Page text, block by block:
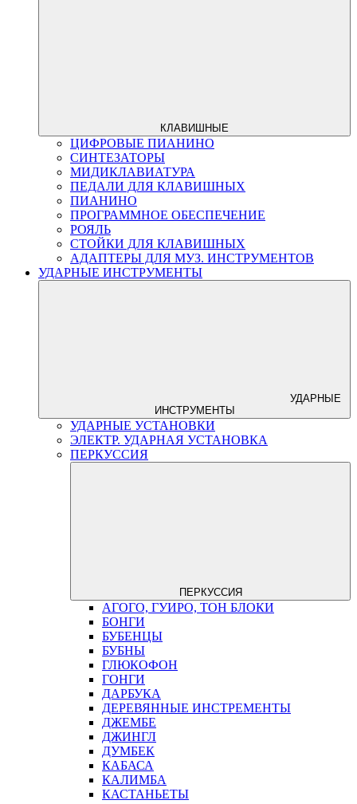
КЛАВИШНЫЕ
ЦИФРОВЫЕ ПИАНИНО
СИНТЕЗАТОРЫ
МИДИКЛАВИАТУРА
ПЕДАЛИ ДЛЯ КЛАВИШНЫХ
ПИАНИНО
ПРОГРАММНОЕ ОБЕСПЕЧЕНИЕ
РОЯЛЬ
СТОЙКИ ДЛЯ КЛАВИШНЫХ
АДАПТЕРЫ ДЛЯ МУЗ. ИНСТРУМЕНТОВ
УДАРНЫЕ ИНСТРУМЕНТЫ
УДАРНЫЕ
ИНСТРУМЕНТЫ
УДАРНЫЕ УСТАНОВКИ
ЭЛЕКТР. УДАРНАЯ УСТАНОВКА
ПЕРКУССИЯ
ПЕРКУССИЯ
АГОГО, ГУИРО, ТОН БЛОКИ
БОНГИ
БУБЕНЦЫ
БУБНЫ
ГЛЮКОФОН
ГОНГИ
ДАРБУКА
ДЕРЕВЯННЫЕ ИНСТРЕМЕНТЫ
ДЖЕМБЕ
ДЖИНГЛ
ДУМБЕК
КАБАСА
КАЛИМБА
КАСТАНЬЕТЫ